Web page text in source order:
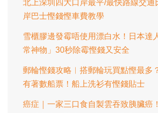
北上深圳四大口岸最平/最快路線交通
岸巴士慳錢慳車費教學
雪櫃膠邊發霉唔使用漂白水！日本達
常神物」30秒除霉慳錢又安全
郵輪慳錢攻略︱搭郵輪玩買點慳最多
有著數船票！船上洗衫有慳錢貼士
癌症｜一家三口食自製雲吞致胰臟癌